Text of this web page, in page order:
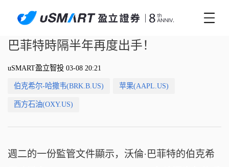
巴菲特時隔半年再度出手！
uSMART盈立智投 03-08 20:21
伯克希尔-哈撒韦(BRK.B.US) 苹果(AAPL.US)
西方石油(OXY.US)
週二的一份監管文件顯示，沃倫·巴菲特的伯克希